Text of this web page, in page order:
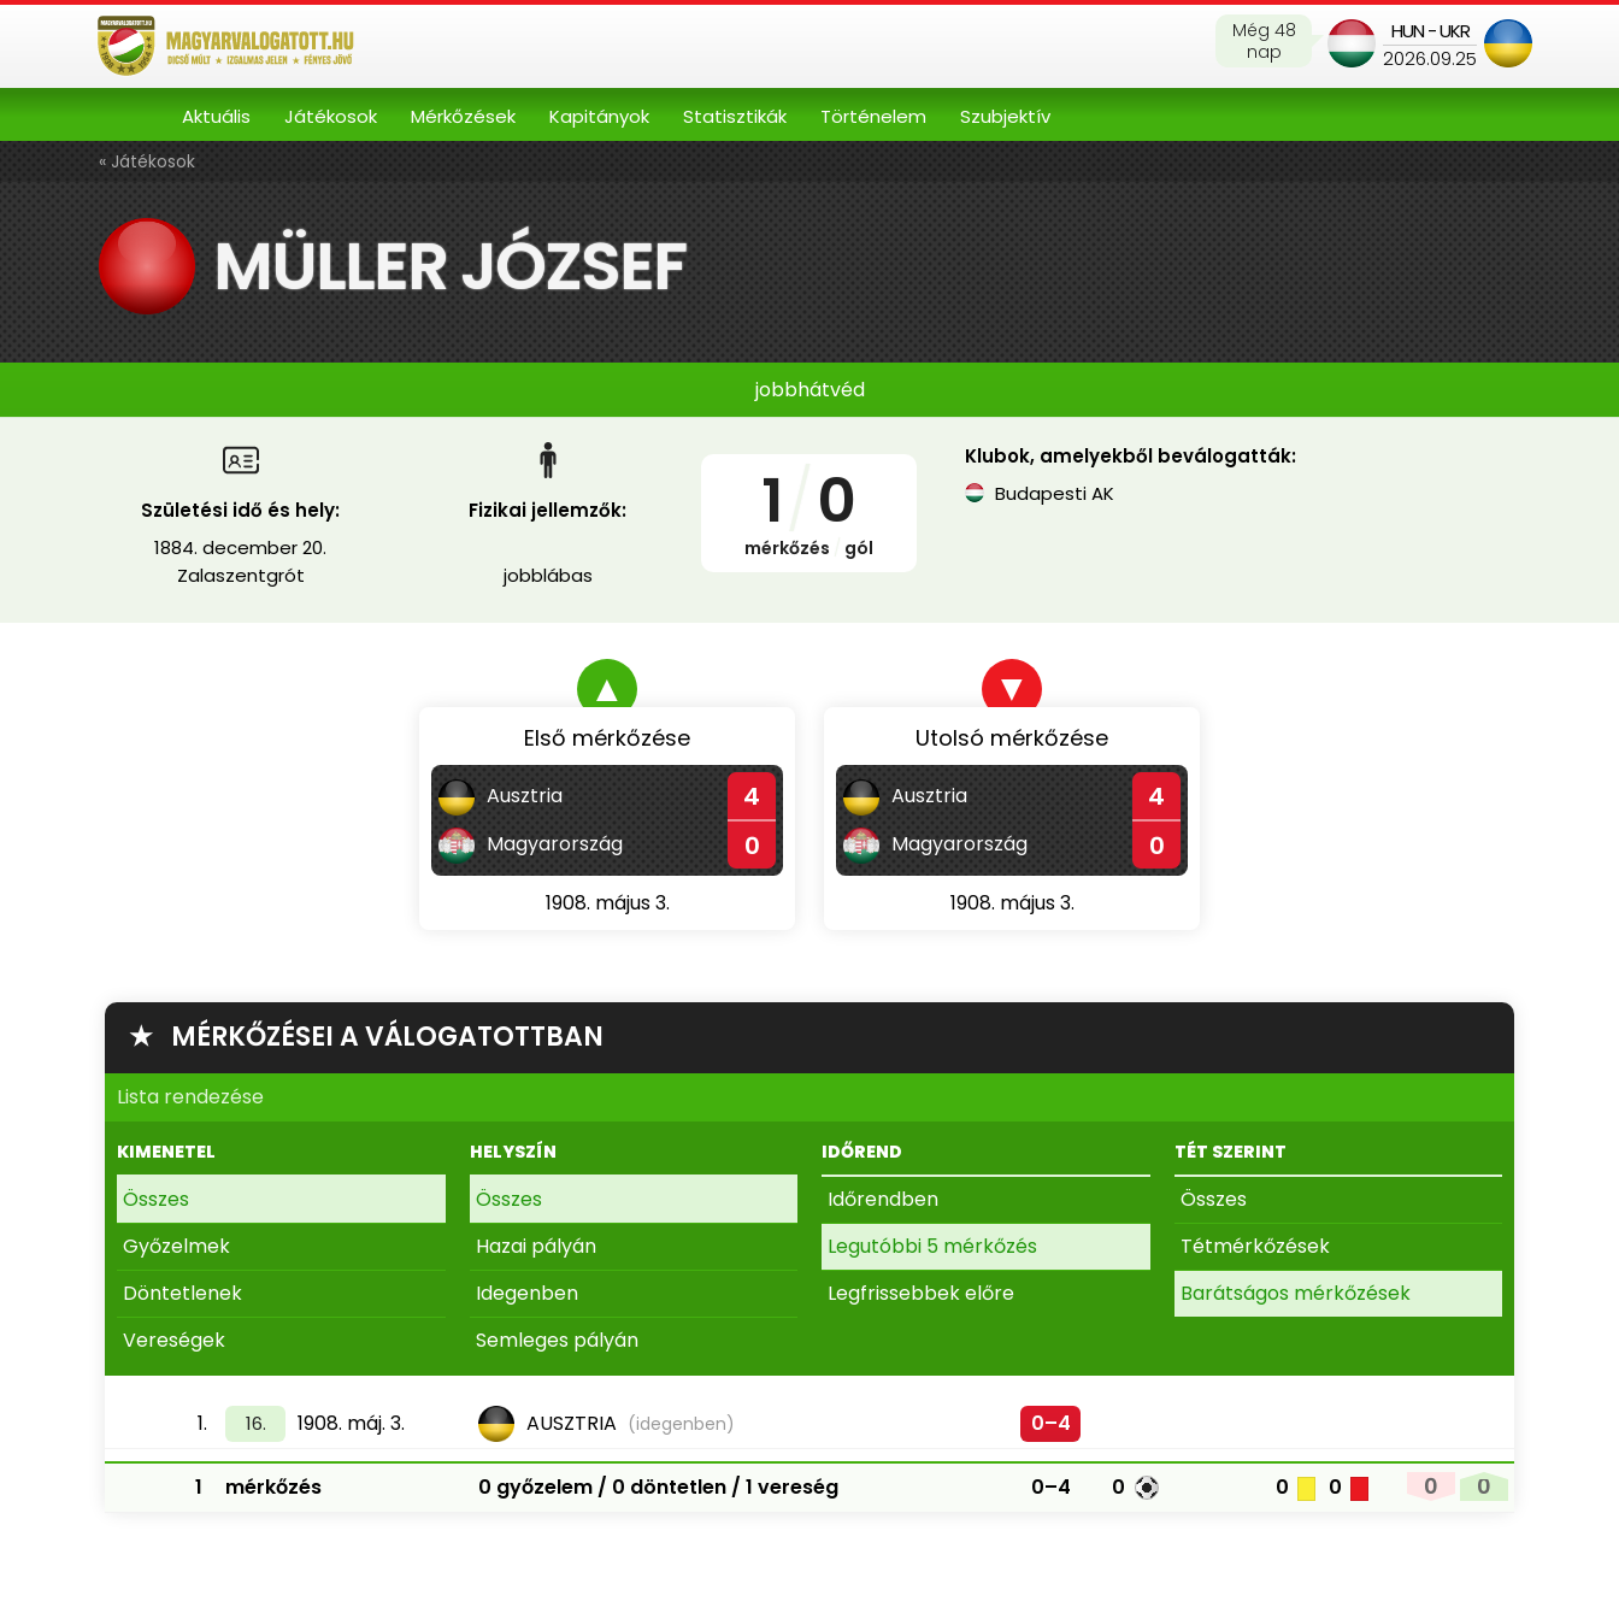
HUN - UKR
2026.09.25
Még 48
nap
Aktuális Játékosok Mérkőzések Kapitányok Statisztikák Történelem Szubjektív
« Játékosok
MÜLLER JÓZSEF
jobbhátvéd
Születési idő és hely:
1884. december 20.
Zalaszentgrót
Fizikai jellemzők:
jobblábas
1 0
mérkőzés gól
Klubok, amelyekből beválogatták:
Budapesti AK
▲
Első mérkőzése
Ausztria 4
Magyarország 0
1908. május 3.
▼
Utolsó mérkőzése
Ausztria 4
Magyarország 0
1908. május 3.
★ MÉRKŐZÉSEI A VÁLOGATOTTBAN
Lista rendezése
KIMENETEL
Összes
Győzelmek
Döntetlenek
Vereségek
HELYSZÍN
Összes
Hazai pályán
Idegenben
Semleges pályán
IDŐREND
Időrendben
Legutóbbi 5 mérkőzés
Legfrissebbek előre
TÉT SZERINT
Összes
Tétmérkőzések
Barátságos mérkőzések
1. 16. 1908. máj. 3. AUSZTRIA (idegenben) 0–4
1 mérkőzés 0 győzelem / 0 döntetlen / 1 vereség 0–4 0 0 0 0 0